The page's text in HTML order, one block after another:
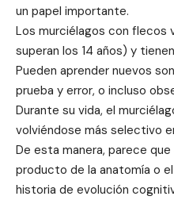
un papel importante.
Los murciélagos con flecos
superan los 14 años) y
Pueden aprender nuevos
prueba y error, o incluso
Durante su vida, el
volviéndose más selectivo
De esta manera, parece
producto de la anatomía o
historia de evolución